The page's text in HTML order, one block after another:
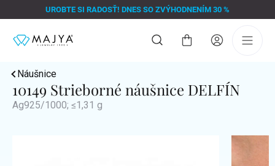
na
UROBTE SI RADOSŤ! DNES SO ZVÝHODNENÍM 30 %
Nákupný
Náušnice
10149 Strieborné náušnice DELFÍN
Ag925/1000; ≤1,31 g